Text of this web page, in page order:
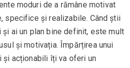
moduri de a rămâne motivat
specifice și realizabile. Când știi
ai un plan bine definit, este mult
și motivația. Împărțirea unui
și acționabili îți va oferi un